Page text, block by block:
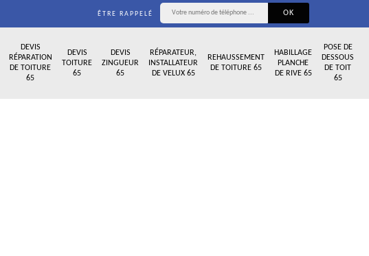
ÊTRE RAPPELÉ
DEVIS
RÉPARATION
DE TOITURE
65
DEVIS
TOITURE
65
DEVIS
ZINGUEUR
65
RÉPARATEUR,
INSTALLATEUR
DE VELUX 65
REHAUSSEMENT
DE TOITURE 65
HABILLAGE
PLANCHE
DE RIVE 65
POSE DE
DESSOUS
DE TOIT
65